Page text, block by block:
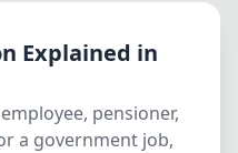
Explained in
pensioner,
a government job,